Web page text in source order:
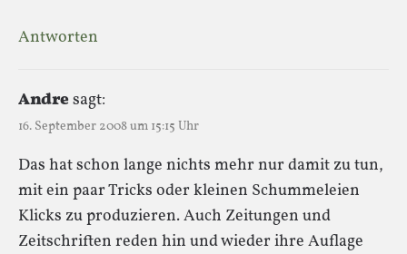
Antworten
Andresagt:
16. September 2008 um 15:15 Uhr
Das hat schon lange nichts mehr nur damit zu tun,
mit ein paar Tricks oder kleinen Schummeleien
Klicks zu produzieren. Auch Zeitungen und
Zeitschriften reden hin und wieder ihre Auflage